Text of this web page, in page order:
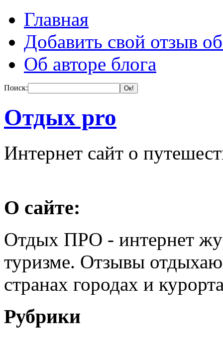
Главная
Добавить свой отзыв
Об авторе блога
Поиск:
Отдых pro
Интернет сайт о
О сайте:
Отдых ПРО - интернет
туризме. Отзывы
странах городах и
Рубрики